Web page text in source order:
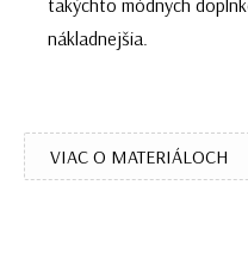
nákladnejšia.
VIAC O MATERIÁLOCH